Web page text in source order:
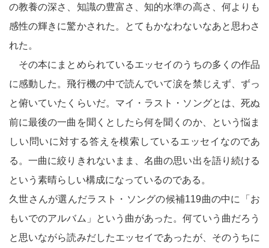
の教養の深さ、知識の豊富さ、知的水準の高さ、何よりも
感性の輝きに驚かされた。とてもかなわないなあと思わさ
れた。
その本にまとめられているエッセイのうちの多くの作品
に感動した。飛行機の中で読んでいて涙を禁じえず、ずっ
と俯いていたくらいだ。マイ・ラスト・ソングとは、死ぬ
前に最後の一曲を聞くとしたら何を聞くのか、という悩ま
しい問いに対する答えを模索しているエッセイなのであ
る。一曲に絞りきれないまま、名曲の思い出を語り続ける
という素晴らしい構成になっているのである。
久世さんが選んだラスト・ソングの候補119曲の中に「お
もいでのアルバム」という曲があった。何ていう曲だろう
と思いながら読みだしたエッセイであったが、そのうちに